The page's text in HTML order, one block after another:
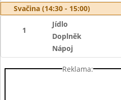
Svačina (14:30 - 15:00)
1
Jídlo
Doplněk
Nápoj
Reklama: